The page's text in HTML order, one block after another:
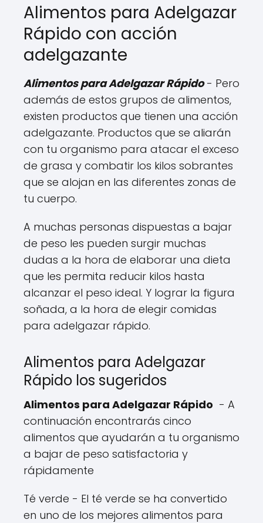
Alimentos para Adelgazar
Rápido con acción
adelgazante
Alimentos para Adelgazar Rápido- Pero
además de estos grupos de alimentos,
existen productos que tienen una acción
adelgazante. Productos que se aliarán
con tu organismo para atacar el exceso
de grasa y combatir los kilos sobrantes
que se alojan en las diferentes zonas de
tu cuerpo.
A muchas personas dispuestas a bajar
de peso les pueden surgir muchas
dudas a la hora de elaborar una dieta
que les permita reducir kilos hasta
alcanzar el peso ideal. Y lograr la figura
soñada, a la hora de elegir comidas
para adelgazar rápido.
Alimentos para Adelgazar
Rápido los sugeridos
Alimentos para Adelgazar Rápido - A
continuación encontrarás cinco
alimentos que ayudarán a tu organismo
a bajar de peso satisfactoria y
rápidamente
Té verde - El té verde se ha convertido
en uno de los mejores alimentos para